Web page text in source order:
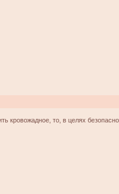
кровожадное, то, в целях